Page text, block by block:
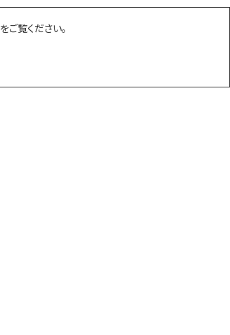
をご覧ください。